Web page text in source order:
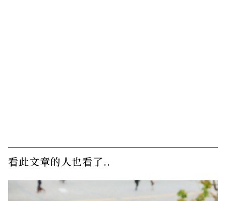
看此文章的人也看了..